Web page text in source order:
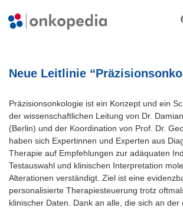
Neue Leitlinie
Präzisionsonkologie ist ein Konzept und ein
der wissenschaftlichen Leitung von Dr.
(Berlin) und der Koordination von Prof. Dr.
haben sich Expertinnen und Experten aus
Therapie auf Empfehlungen zur adäquaten
Testauswahl und klinischen Interpretation
Alterationen verständigt. Ziel ist eine
personalisierte Therapiesteuerung trotz
klinischer Daten. Dank an alle, die sich an der